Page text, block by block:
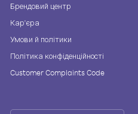
Брендовий центр
Кар'єра
Умови й політики
Політика конфіденційності
Customer Complaints Code